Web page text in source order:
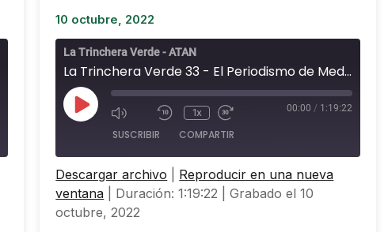
10 octubre, 2022
La Trinchera Verde - ATAN
La Trinchera Verde 33 - El Periodismo de Medio Ambiente. ¿Se puede ordenar el Turismo de Masas?
1x 00:00 / 1:19:22
SUSCRIBIR COMPARTIR
FEED RSS
COMPARTIR
ENLACE
Descargar archivo
Reproducir en una nueva
ventana
Duración: 1:19:22 |Grabado el 10
octubre, 2022